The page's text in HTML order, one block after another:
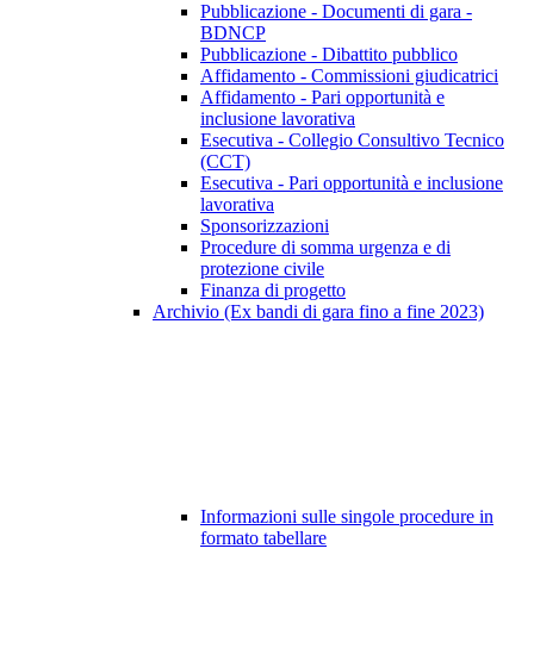
Pubblicazione - Documenti di gara -
BDNCP
Pubblicazione - Dibattito pubblico
Affidamento - Commissioni giudicatrici
Affidamento - Pari opportunità e
inclusione lavorativa
Esecutiva - Collegio Consultivo Tecnico
(CCT)
Esecutiva - Pari opportunità e inclusione
lavorativa
Sponsorizzazioni
Procedure di somma urgenza e di
protezione civile
Finanza di progetto
Archivio (Ex bandi di gara fino a fine 2023)
Informazioni sulle singole procedure in
formato tabellare